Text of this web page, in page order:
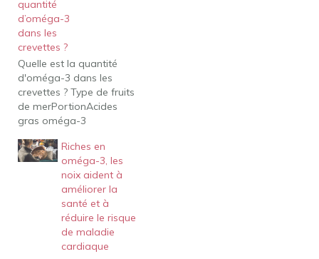
quantité
d’oméga-3
dans les
crevettes ?
Quelle est la quantité
d'oméga-3 dans les
crevettes ? Type de fruits
de merPortionAcides
gras oméga-3
(d'élevage)6.0
oz4,504Sardines2.0
oz556Saint-Jacques3.0
oz310Crevettes 3.0 oz
267 17 rangs
supplémentaires Quels
fruits de mer sont riches
en oméga-3 ? Les
Riches en
oméga-3, les
noix aident à
améliorer la
santé et à
réduire le risque
de maladie
cardiaque